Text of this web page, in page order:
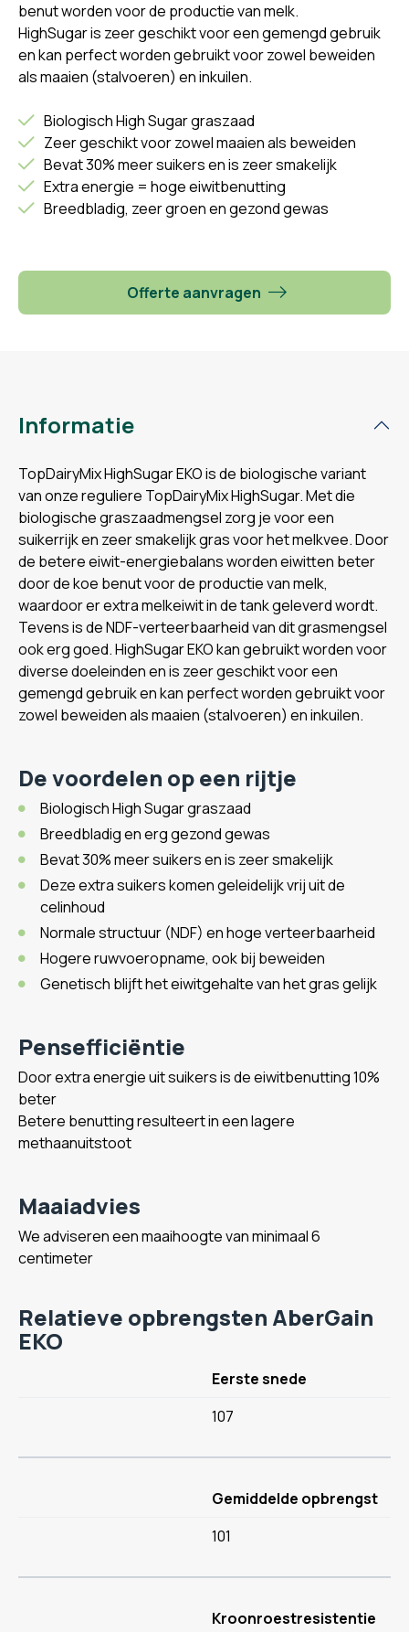
benut worden voor de productie van melk.
HighSugar is zeer geschikt voor een gemengd gebruik
en kan perfect worden gebruikt voor zowel beweiden
als maaien (stalvoeren) en inkuilen.
Biologisch High Sugar graszaad
Zeer geschikt voor zowel maaien als beweiden
Bevat 30% meer suikers en is zeer smakelijk
Extra energie = hoge eiwitbenutting
Breedbladig, zeer groen en gezond gewas
Offerte aanvragen
Informatie
TopDairyMix HighSugar EKO is de biologische variant
van onze reguliere TopDairyMix HighSugar. Met die
biologische graszaadmengsel zorg je voor een
suikerrijk en zeer smakelijk gras voor het melkvee. Door
de betere eiwit-energiebalans worden eiwitten beter
door de koe benut voor de productie van melk,
waardoor er extra melkeiwit in de tank geleverd wordt.
Tevens is de NDF-verteerbaarheid van dit grasmengsel
ook erg goed. HighSugar EKO kan gebruikt worden voor
diverse doeleinden en is zeer geschikt voor een
gemengd gebruik en kan perfect worden gebruikt voor
zowel beweiden als maaien (stalvoeren) en inkuilen.
De voordelen op een rijtje
Biologisch High Sugar graszaad
Breedbladig en erg gezond gewas
Bevat 30% meer suikers en is zeer smakelijk
Deze extra suikers komen geleidelijk vrij uit de
celinhoud
Normale structuur (NDF) en hoge verteerbaarheid
Hogere ruwvoeropname, ook bij beweiden
Genetisch blijft het eiwitgehalte van het gras gelijk
Pensefficiëntie
Door extra energie uit suikers is de eiwitbenutting 10%
beter
Betere benutting resulteert in een lagere
methaanuitstoot
Maaiadvies
We adviseren een maaihoogte van minimaal 6
centimeter
Relatieve opbrengsten AberGain
EKO
Eerste snede
107
Gemiddelde opbrengst
101
Kroonroestresistentie